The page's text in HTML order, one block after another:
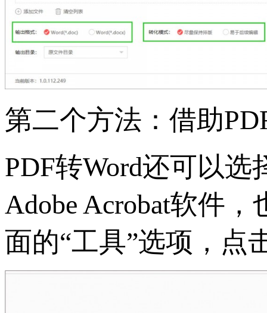
第二个方法：借助
PDF转Word还可以
Adobe Acrobat软件
面的“工具”选项，点